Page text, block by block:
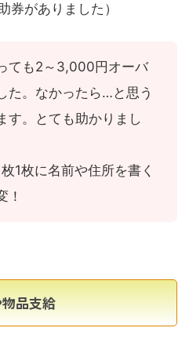
券がありました）
ても2～3,000円オーバ
た。なかったら…と思う
す。とても助かりまし
1枚に名前や住所を書く
！
品支給